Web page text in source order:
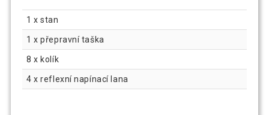
1 x stan
1 x přepravní taška
8 x kolík
4 x reflexní napínací lana